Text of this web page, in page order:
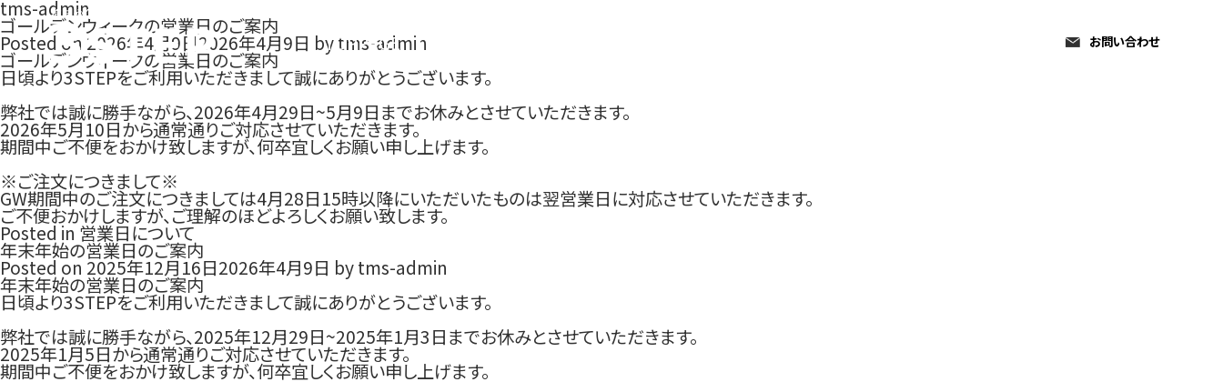
病院や介護のチラシを簡単に制作！医療向けテンプレートが豊富！
TOPPAGE お問い合わせ
tms-admin
ゴールデンウィークの営業日のご案内
Posted on 2026年4月9日2026年4月9日 bytms-admin
ゴールデンウィークの営業日のご案内
日頃より3STEPをご利用いただきまして誠にありがとうございます。
弊社では誠に勝手ながら、2026年4月29日~5月9日までお休みとさせていただきます。
2026年5月10日から通常通りご対応させていただきます。
期間中ご不便をおかけ致しますが、何卒宜しくお願い申し上げます。
※ご注文につきまして※
GW期間中のご注文につきましては4月28日15時以降にいただいたものは翌営業日に対応させていただきます。
ご不便おかけしますが、ご理解のほどよろしくお願い致します。
Posted in 営業日について
年末年始の営業日のご案内
Posted on 2025年12月16日2026年4月9日 bytms-admin
年末年始の営業日のご案内
日頃より3STEPをご利用いただきまして誠にありがとうございます。
弊社では誠に勝手ながら、2025年12月29日~2025年1月3日までお休みとさせていただきます。
2025年1月5日から通常通りご対応させていただきます。
期間中ご不便をおかけ致しますが、何卒宜しくお願い申し上げます。